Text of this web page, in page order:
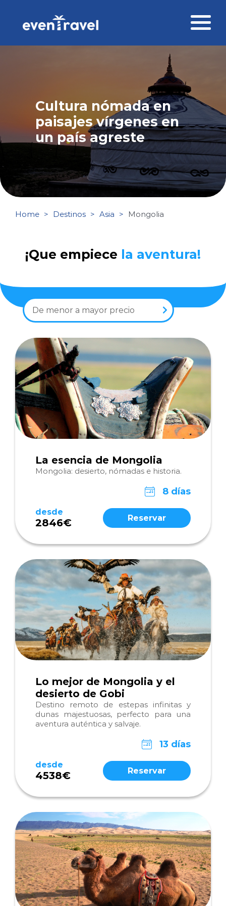
Viajes corporativos
Ofertas
Blog
Contacto
Cultura nómada en
paisajes vírgenes en
un país agreste
Home Destinos Asia Mongolia
¡Que empiece la aventura!
De menor a mayor precio
La esencia de Mongolia
Mongolia: desierto, nómadas e historia.
8 días
desde
2846€ Reservar
Lo mejor de Mongolia y el
desierto de Gobi
Destino remoto de estepas infinitas y
dunas majestuosas, perfecto para una
aventura auténtica y salvaje.
13 días
desde
4538€ Reservar